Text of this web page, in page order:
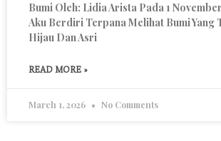
Bumi Oleh: Lidia Arista Pada 1
Aku Berdiri Terpana Melihat Bumi Yang
Hijau Dan Asri
READ MORE »
March 1, 2026 No Comments